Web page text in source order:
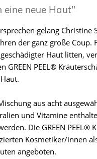
eine neue Haut"
gelang Christine
der ganz große Coup.
Haut litten,
GREEN PEEL®
aus acht
und Vitamine
Die GREEN PEEL®
Kosmetiker/innen
angeboten.